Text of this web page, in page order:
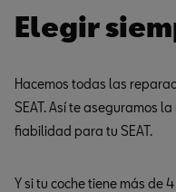
Elegir
Hacemos todas las
SEAT. Así te aseguramos
fiabilidad para tu SEAT.
Y si tu coche tiene más de